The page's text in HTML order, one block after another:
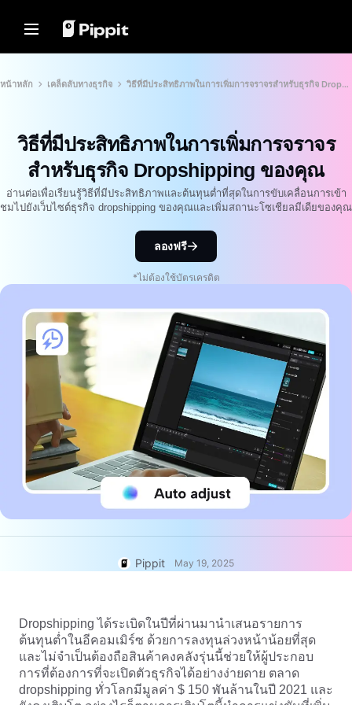
Home
โซลูชัน
ทรัพยากร
ศูนย์เนื้อหา
แก้ไขทันที
โซลูชัน
โซลูชันวิดีโอคลิกเดียว
สร้างวิดีโอการตลาดที่น่าสนใจได้
ทันทีโดยการป้อนลิงก์ผลิตภัณฑ์หรือ
อัปโหลดภาพด้วยเครื่องมือสร้าง
วิดีโอที่ขับเคลื่อนด้วย AI ของเรา
ภาพผลิตภัณฑ์ AI
สร้างภาพถ่ายผลิตภัณฑ์ระดับมือ
อาชีพเป็นชุดสำหรับ Shopify,
TikTok Shop, Amazon และตลาด
อื่นๆ อย่างง่ายดาย
อวตารและเสียง AI
ทรัพยากร
ชุมชน
ตัวจัดการโฆษณาบน TikTok
เรื่องราวลูกค้า
เรื่องราวของ KraftGeek
เรื่องราวของ Paw Smart
เรื่องราวของ Sleep Shop
เรื่องราวของ 2911 Studio Art
Fashion
ศูนย์ช่วยเหลือ
บัญชีผู้ใช้
การจัดการสินทรัพย์
การเผยแพร่และการวิเคราะห์
ภาพผลิตภัณฑ์
โซลูชันวิดีโอคลิกเดียว
แคมเปญ
พบกับ Pippit
ศูนย์เนื้อหา
เคล็ดลับเกี่ยวกับภาพ
เปลี่ยนพื้นหลังรูปภาพออนไลน์
8 เครื่องมือปรับขนาดภาพแบบ
กลุ่มที่ดีที่สุดในปี 2024
เคล็ดลับพื้นหลังโปร่งใส
เคล็ดลับการโปรโมท
สร้างวิดีโอโปรโมทที่ช่วยเพิ่มยอด
เว็บไซต์เทมเพลตวิดีโอโปรโมท
ยอดนิยม
7 ไอเดียโปสเตอร์โปรโมท
เคล็ดลับธุรกิจ
โปสเตอร์ผลิตภัณฑ์ที่ขับเคลื่อน
ด้วย AI
5 ประเภทวิดีโอธุรกิจยอดนิยม
พื้นหลังผลิตภัณฑ์ที่สร้างด้วย AI
เคล็ดลับโปสเตอร์ที่น่าสนใจช่วย
เพิ่มยอดขาย
เคล็ดลับโซเชียลมีเดีย
สร้างภาพปกเฟซบุ๊ก
ครอปวิดีโอสำหรับ Instagram
โมเดล AI
โมเดล AI
Seedream
Seedance
Nano Banana Pro
หน้าหลัก เคล็ดลับทางธุรกิจ วิธีที่มีประสิทธิภาพในการเพิ่มการจราจรสำหรับธุรกิจ Dropshipping ของคุณ
วิธีที่มีประสิทธิภาพในการเพิ่มการจราจร
สำหรับธุรกิจ Dropshipping ของคุณ
อ่านต่อเพื่อเรียนรู้วิธีที่มีประสิทธิภาพและต้นทุนต่ำที่สุดในการขับเคลื่อนการเข้า
ชมไปยังเว็บไซต์ธุรกิจ dropshipping ของคุณและเพิ่มสถานะโซเชียลมีเดียของคุณ
ลองฟรี
*ไม่ต้องใช้บัตรเครดิต
Pippit May 19, 2025
Dropshipping ได้ระเบิดในปีที่ผ่านมานำเสนอรายการ
ต้นทุนต่ำในอีคอมเมิร์ซ ด้วยการลงทุนล่วงหน้าน้อยที่สุด
และไม่จำเป็นต้องถือสินค้าคงคลังรุ่นนี้ช่วยให้ผู้ประกอบ
การที่ต้องการที่จะเปิดตัวธุรกิจได้อย่างง่ายดาย ตลาด
dropshipping ทั่วโลกมีมูลค่า $ 150 พันล้านในปี 2021 และ